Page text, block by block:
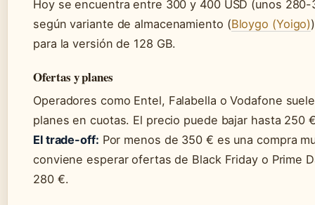
Hoy se encuentra entre 300 y 400 USD (unos
según variante de almacenamiento (Bloygo (Yoigo)
para la versión de 128 GB.
Ofertas y planes
Operadores como Entel, Falabella o Vodafone
planes en cuotas. El precio puede bajar hasta 250
El trade-off: Por menos de 350 € es una compra
conviene esperar ofertas de Black Friday o Prime
280 €.